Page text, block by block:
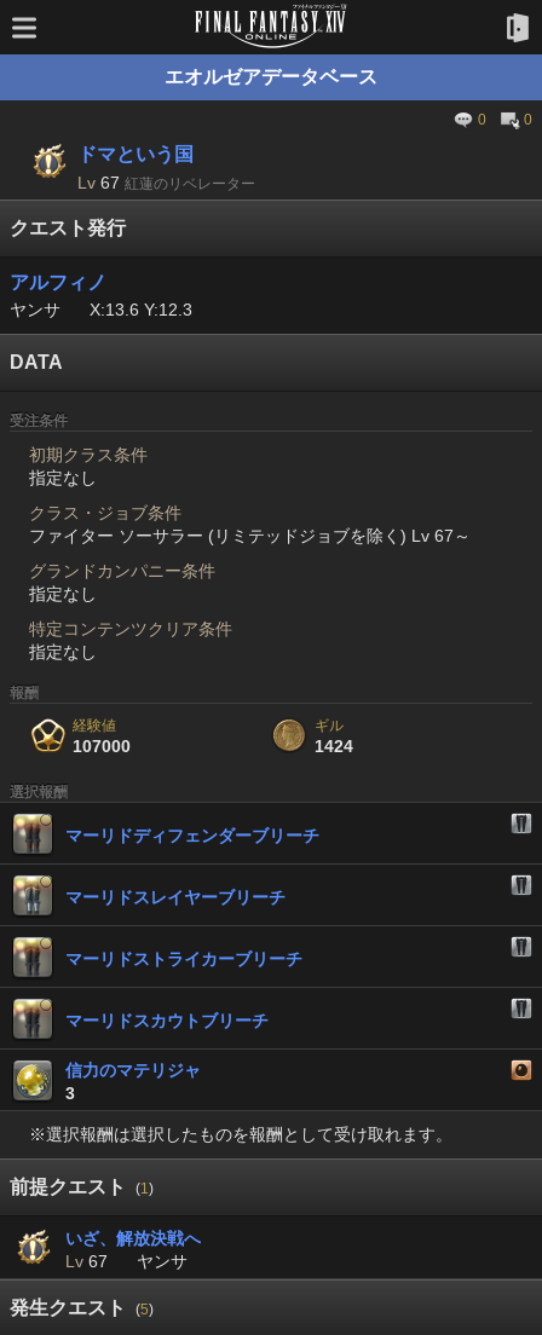
エオルゼアデータベース
0 0
ドマという国
Lv 67 紅蓮のリベレーター
クエスト発行
アルフィノ
ヤンサ X:13.6 Y:12.3
DATA
受注条件
初期クラス条件
指定なし
クラス・ジョブ条件
ファイター ソーサラー (リミテッドジョブを除く) Lv 67～
グランドカンパニー条件
指定なし
特定コンテンツクリア条件
指定なし
報酬
経験値
107000
ギル
1424
選択報酬
マーリドディフェンダーブリーチ
マーリドスレイヤーブリーチ
マーリドストライカーブリーチ
マーリドスカウトブリーチ
信力のマテリジャ
3
※選択報酬は選択したものを報酬として受け取れます。
前提クエスト (1)
いざ、解放決戦へ
Lv 67 ヤンサ
発生クエスト (5)